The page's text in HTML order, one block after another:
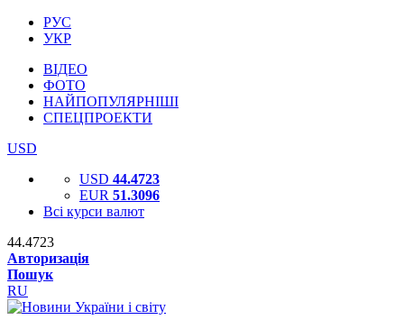
РУС
УКР
ВІДЕО
ФОТО
НАЙПОПУЛЯРНІШІ
СПЕЦПРОЕКТИ
USD
USD 44.4723
EUR 51.3096
Всі курси валют
44.4723
Авторизація
Пошук
RU